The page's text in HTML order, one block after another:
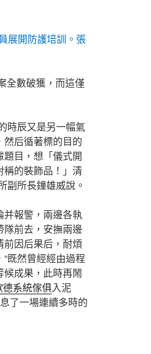
展開防護培訓。張
全數破獲，而這僅
時辰又是另一幅氣
后循著標的目的
題目，想「儀式開
稱的裝飾品！」清
副所長鐘雄威說。
并報警，兩邊各執
前去，安撫兩邊
前因后果后，耐煩
既然曾經經由過程
成果，此時再鬧
德系統傢俱入泥
了一場連續多時的